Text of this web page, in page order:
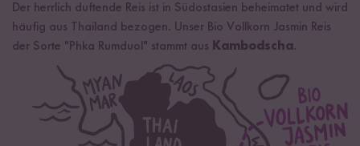
Der herrlich duftende Reis ist in Südostasien beheimatet und wird
häufig aus Thailand bezogen. Unser Bio Vollkorn Jasmin Reis
der Sorte "Phka Rumduol" stammt aus Kambodscha.